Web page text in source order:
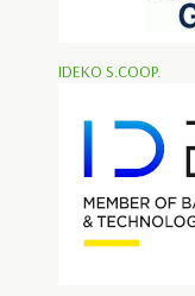
IDEKO S.COOP.